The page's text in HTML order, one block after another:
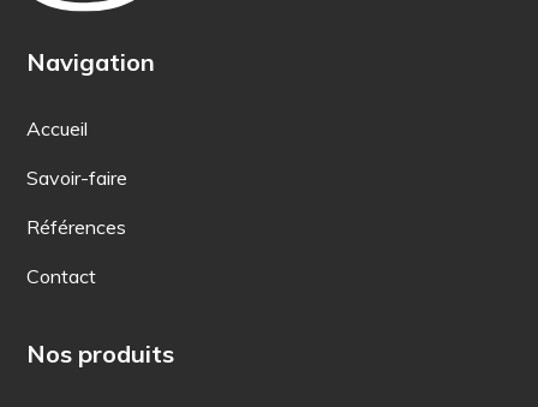
Navigation
Accueil
Savoir-faire
Références
Contact
Nos produits